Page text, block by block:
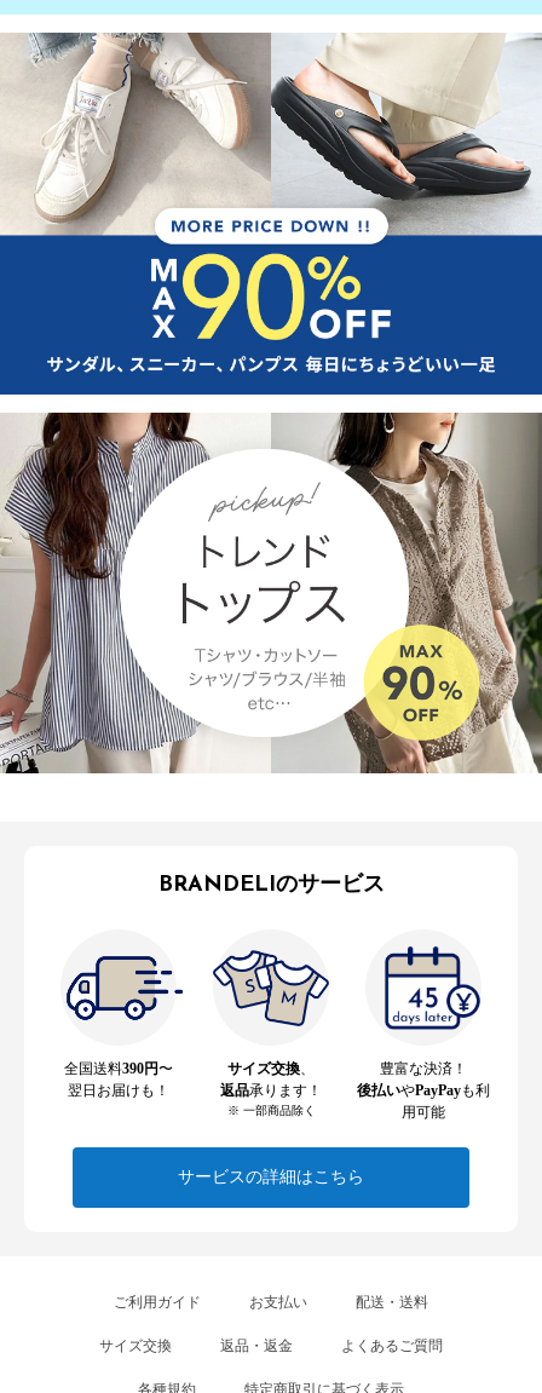
BRANDELIのサービス
全国送料390円〜
翌日お届けも！
サイズ交換、
返品承ります！
※ 一部商品除く
豊富な決済！
後払いやPayPayも利
用可能
サービスの詳細はこちら
ご利用ガイド お支払い 配送・送料
サイズ交換 返品・返金 よくあるご質問
各種規約 特定商取引に基づく表示